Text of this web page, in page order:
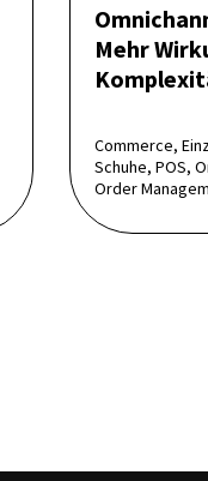
Mehr
Commerce,
Schuhe, POS,
Order